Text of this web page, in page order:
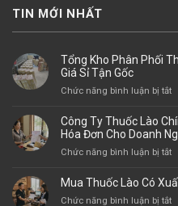
TIN MỚI NHẤT
Tổng Kho Phân Phối
Giá Sỉ Tận Gốc
Chức năng bình luận bị tắtở
Công Ty Thuốc Lào
Hóa Đơn Cho Doanh
Chức năng bình luận bị tắtở
Mua Thuốc Lào Có
Chức năng bình luận bị tắtở